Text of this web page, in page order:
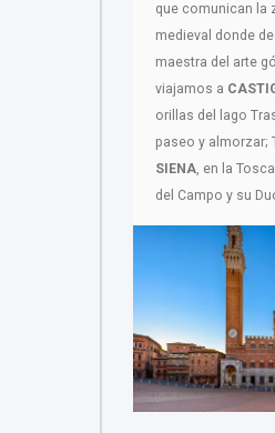
que comunican la
medieval donde
maestra del arte
viajamos a
orillas del lago
paseo y almorzar;
SIENA , en la
del Campo y su